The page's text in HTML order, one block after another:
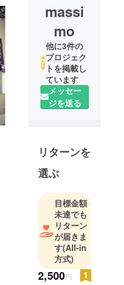
massi
mo
他に3件の
プロジェク
トを掲載し
ています
メッセー
ジを送る
リターンを
選ぶ
目標金額
未達でも
リターン
が届きま
す(All-in
方式)
2,500円